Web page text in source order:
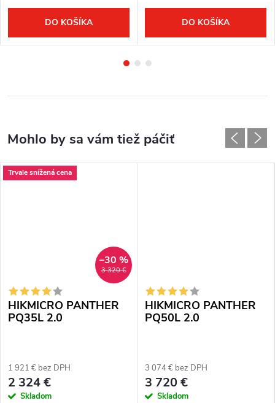
DO KOŠÍKA DO KOŠÍKA
Trvale snížená cena
3 320 €
–30 %
HIKMICRO PANTHER
PQ35L 2.0
1 921 € bez DPH
2 324 €
Skladom
HIKMICRO PANTHER
PQ50L 2.0
3 074 € bez DPH
3 720 €
Skladom